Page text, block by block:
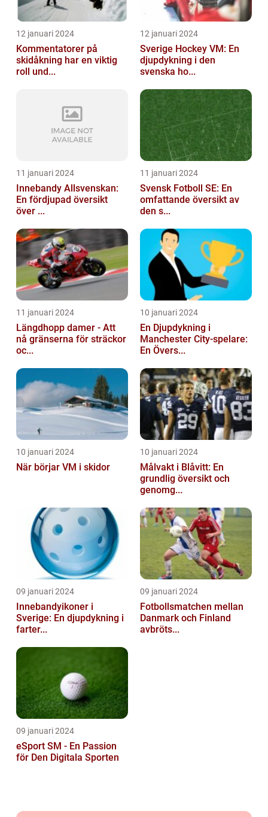
12 januari 2024
Kommentatorer på
skidåkning har en viktig
roll und...
12 januari 2024
Sverige Hockey VM: En
djupdykning i den
svenska ho...
11 januari 2024
Innebandy Allsvenskan:
En fördjupad översikt
över ...
11 januari 2024
Svensk Fotboll SE: En
omfattande översikt av
den s...
11 januari 2024
Längdhopp damer - Att
nå gränserna för sträckor
oc...
10 januari 2024
En Djupdykning i
Manchester City-spelare:
En Övers...
10 januari 2024
När börjar VM i skidor
10 januari 2024
Målvakt i Blåvitt: En
grundlig översikt och
genomg...
09 januari 2024
Innebandyikoner i
Sverige: En djupdykning i
farter...
09 januari 2024
Fotbollsmatchen mellan
Danmark och Finland
avbröts...
09 januari 2024
eSport SM - En Passion
för Den Digitala Sporten